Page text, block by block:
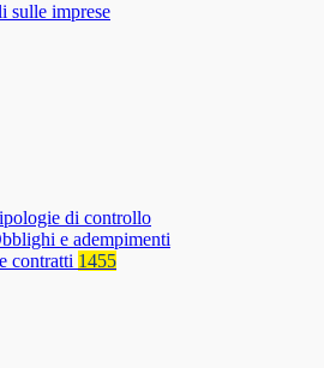
sulle imprese
di controllo
e adempimenti
contratti 1455